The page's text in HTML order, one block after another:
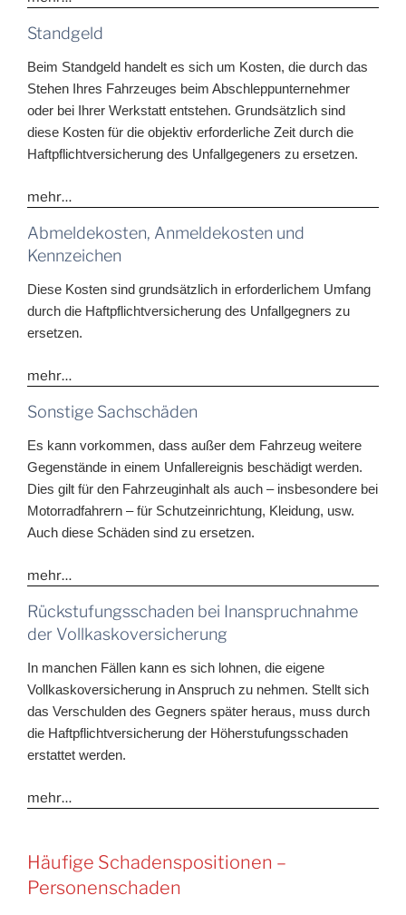
Standgeld
Beim Standgeld handelt es sich um Kosten, die durch das
Stehen Ihres Fahrzeuges beim Abschleppunternehmer
oder bei Ihrer Werkstatt entstehen. Grundsätzlich sind
diese Kosten für die objektiv erforderliche Zeit durch die
Haftpflichtversicherung des Unfallgegeners zu ersetzen.
mehr…
Abmeldekosten, Anmeldekosten und
Kennzeichen
Diese Kosten sind grundsätzlich in erforderlichem Umfang
durch die Haftpflichtversicherung des Unfallgegners zu
ersetzen.
mehr…
Sonstige Sachschäden
Es kann vorkommen, dass außer dem Fahrzeug weitere
Gegenstände in einem Unfallereignis beschädigt werden.
Dies gilt für den Fahrzeuginhalt als auch – insbesondere bei
Motorradfahrern – für Schutzeinrichtung, Kleidung, usw.
Auch diese Schäden sind zu ersetzen.
mehr…
Rückstufungsschaden bei Inanspruchnahme
der Vollkaskoversicherung
In manchen Fällen kann es sich lohnen, die eigene
Vollkaskoversicherung in Anspruch zu nehmen. Stellt sich
das Verschulden des Gegners später heraus, muss durch
die Haftpflichtversicherung der Höherstufungsschaden
erstattet werden.
mehr…
Häufige Schadenspositionen –
Personenschaden